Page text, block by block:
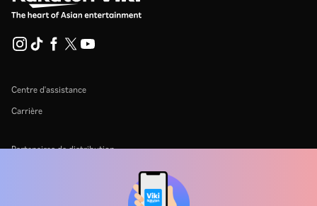
Centre d'assistance
Carrière
Partenaires de distribution